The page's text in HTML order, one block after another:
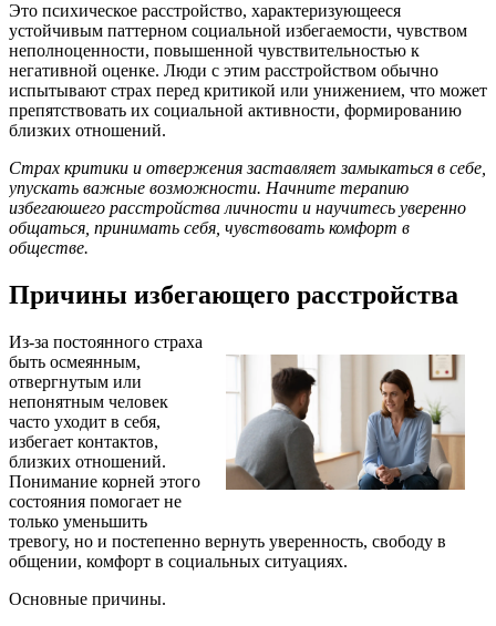
Это психическое расстройство, характеризующееся
устойчивым паттерном социальной избегаемости, чувством
неполноценности, повышенной чувствительностью к
негативной оценке. Люди с этим расстройством обычно
испытывают страх перед критикой или унижением, что может
препятствовать их социальной активности, формированию
близких отношений.
Страх критики и отвержения заставляет замыкаться в себе,
упускать важные возможности. Начните терапию
избегаюшего расстройства личности и научитесь уверенно
общаться, принимать себя, чувствовать комфорт в
обществе.
Причины избегающего расстройства
Из-за постоянного страха
быть осмеянным,
отвергнутым или
непонятным человек
часто уходит в себя,
избегает контактов,
близких отношений.
Понимание корней этого
состояния помогает не
только уменьшить
тревогу, но и постепенно вернуть уверенность, свободу в
общении, комфорт в социальных ситуациях.
Основные причины.